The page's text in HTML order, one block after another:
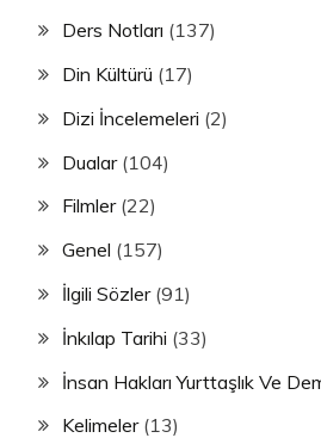
Ders Notları (137)
Din Kültürü (17)
Dizi İncelemeleri (2)
Dualar(104)
Filmler(22)
Genel (157)
İlgili Sözler(91)
İnkılap Tarihi (33)
İnsan Hakları Yurttaşlık Ve
Kelimeler(13)